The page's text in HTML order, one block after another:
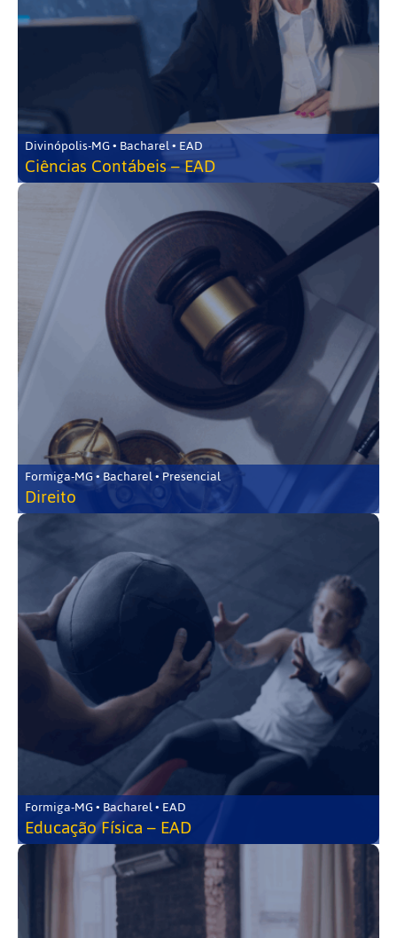
Divinópolis-MG • Bacharel • EAD
Ciências Contábeis – EAD
Formiga-MG • Bacharel • Presencial
Direito
Formiga-MG • Bacharel • EAD
Educação Física – EAD